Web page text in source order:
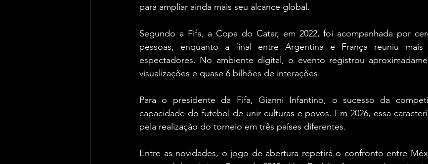
para ampliar ainda mais seu alcance global.
Segundo a Fifa, a Copa do Catar, em 2022, foi acompanhada por
pessoas, enquanto a final entre Argentina e França reuniu
espectadores. No ambiente digital, o evento registrou
visualizações e quase 6 bilhões de interações.
Para o presidente da Fifa, Gianni Infantino, o sucesso da
capacidade do futebol de unir culturas e povos. Em 2026, essa
pela realização do torneio em três países diferentes.
Entre as novidades, o jogo de abertura repetirá o confronto entre